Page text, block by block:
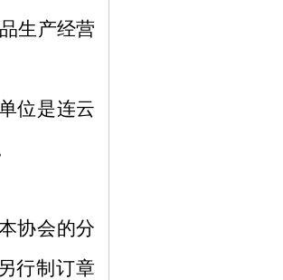
生产经营
位是连云
协会的分
行制订章